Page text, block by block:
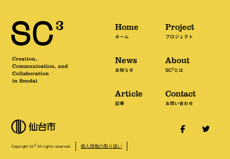
Home
ホーム
News
お知らせ
Article
記事
Project
プロジェクト
About
SC3とは
Contact
お問い合わせ
Copyright SC3 All rights reserved. 個人情報の取り扱い